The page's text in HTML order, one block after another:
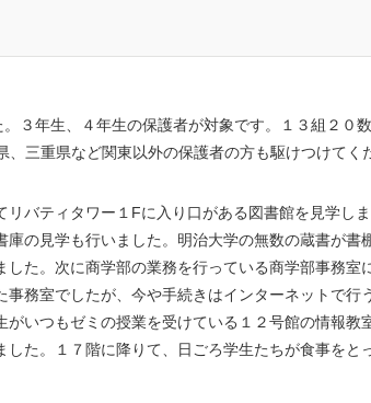
３年生、４年生の保護者が対象です。１３組２０
三重県など関東以外の保護者の方も駆けつけてく
バティタワー１ Fに入り口がある図書館を見学し
の見学も行いました。明治大学の無数の蔵書が書
た。次に商学部の業務を行っている商学部事務室
務室でしたが、今や手続きはインターネットで行
いつもゼミの授業を受けている１２号館の情報教
た。１７階に降りて、日ごろ学生たちが食事をと